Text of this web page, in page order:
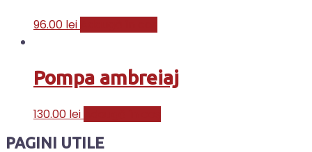
96.00 lei
Pompa ambreiaj
130.00 lei
PAGINI UTILE